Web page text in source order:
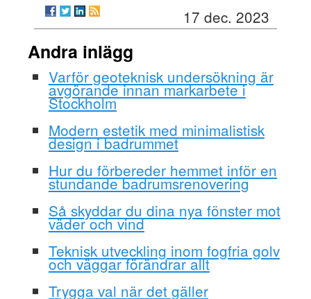
17 dec. 2023
Andra inlägg
Varför geoteknisk undersökning är
avgörande innan markarbete i
Stockholm
Modern estetik med minimalistisk
design i badrummet
Hur du förbereder hemmet inför en
stundande badrumsrenovering
Så skyddar du dina nya fönster mot
väder och vind
Teknisk utveckling inom fogfria golv
och väggar förändrar allt
Trygga val när det gäller